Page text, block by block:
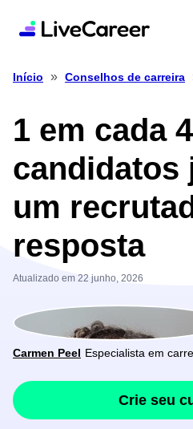
Início » Conselhos de carreira
1 em cada 4
candidatos
um
resposta
Atualizado em 22 junho, 2026
Carmen Peel Especialista em
Crie seu